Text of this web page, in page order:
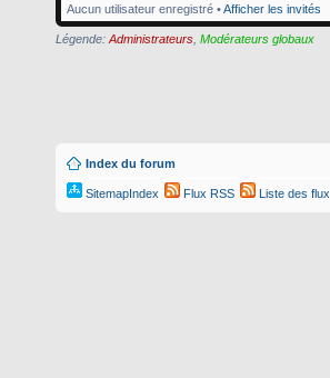
Aucun utilisateur enregistré •Afficher les invités
Légende: Administrateurs Modérateurs globaux
Index du forum
SitemapIndex Flux RSS Liste des flux